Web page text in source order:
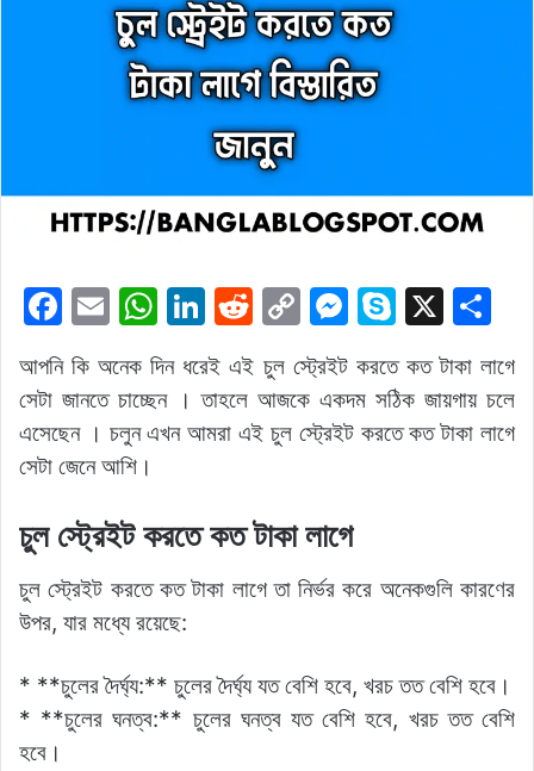
F
a
c
e
b
o
k
E
ai
l
W
h
at
s
p
Li
n
k
e
R
d
di
t
C
o
p
y
Li
k
M
s
s
g
er
S
y
p
X
ar
e
আপনি কি অনেক দিন ধরেই এই চুল স্ট্রেইট করতে কত টাকা লাগে
সেটা জানতে চাচ্ছেন । তাহলে আজকে একদম সঠিক জায়গায় চলে
এসেছেন । চলুন এখন আমরা এই চুল স্ট্রেইট করতে কত টাকা লাগে
সেটা জেনে আশি।
চুল স্ট্রেইট করতে কত টাকা লাগে
চুল স্ট্রেইট করতে কত টাকা লাগে তা নির্ভর করে অনেকগুলি কারণের
উপর, যার মধ্যে রয়েছে:
* **চুলের দৈর্ঘ্য:** চুলের দৈর্ঘ্য যত বেশি হবে, খরচ তত বেশি হবে।
* **চুলের ঘনত্ব:** চুলের ঘনত্ব যত বেশি হবে, খরচ তত বেশি
হবে।